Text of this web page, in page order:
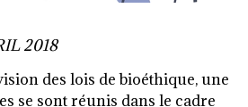
2018
des lois de bioéthique, une
se sont réunis dans le cadre